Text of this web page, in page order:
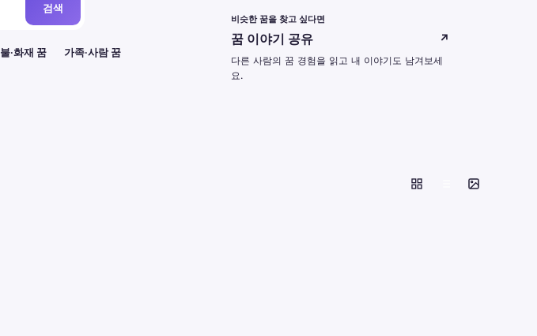
검색
불·화재 꿈 가족·사람 꿈
비슷한 꿈을 찾고 싶다면
꿈 이야기 공유 ↗
다른 사람의 꿈 경험을 읽고 내 이야기도 남겨보세
요.